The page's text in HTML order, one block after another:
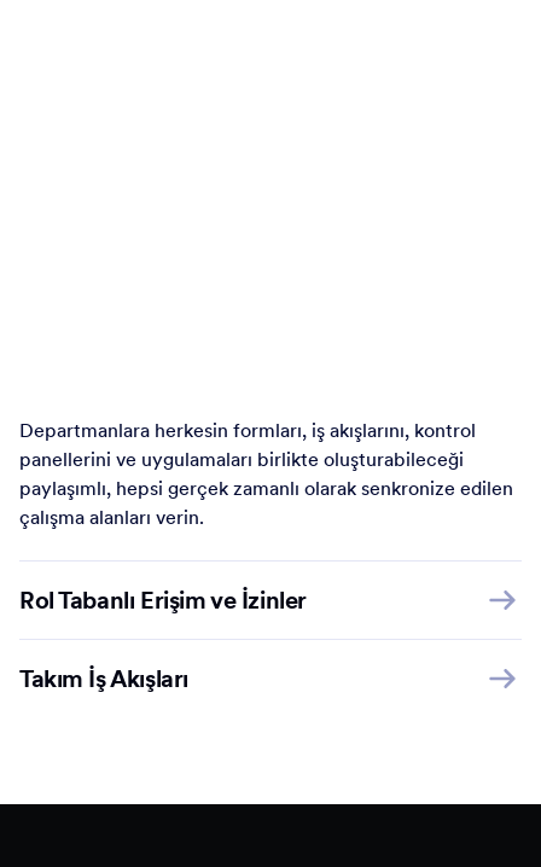
Departmanlara herkesin formları, iş akışlarını, kontrol
panellerini ve uygulamaları birlikte oluşturabileceği
paylaşımlı, hepsi gerçek zamanlı olarak senkronize edilen
çalışma alanları verin.
Rol Tabanlı Erişim ve İzinler
Takım İş Akışları